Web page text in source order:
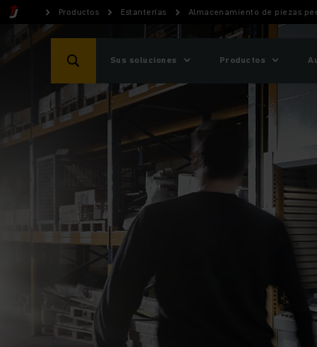
Productos Estanterías Almacenamiento de piezas
Sus soluciones Productos